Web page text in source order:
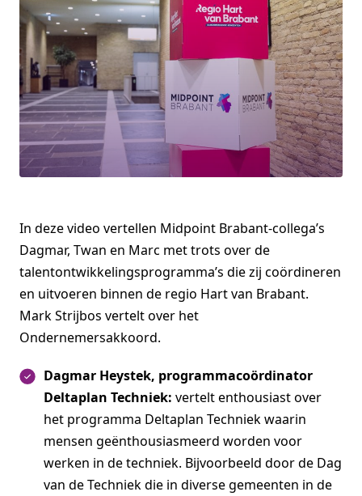
In deze video vertellen Midpoint Brabant-collega’s
Dagmar, Twan en Marc met trots over de
talentontwikkelingsprogramma’s die zij coördineren
en uitvoeren binnen de regio Hart van Brabant.
Mark Strijbos vertelt over het
Ondernemersakkoord.
Dagmar Heystek, programmacoördinator
Deltaplan Techniek: vertelt enthousiast over
het programma Deltaplan Techniek waarin
mensen geënthousiasmeerd worden voor
werken in de techniek. Bijvoorbeeld door de Dag
van de Techniek die in diverse gemeenten in de